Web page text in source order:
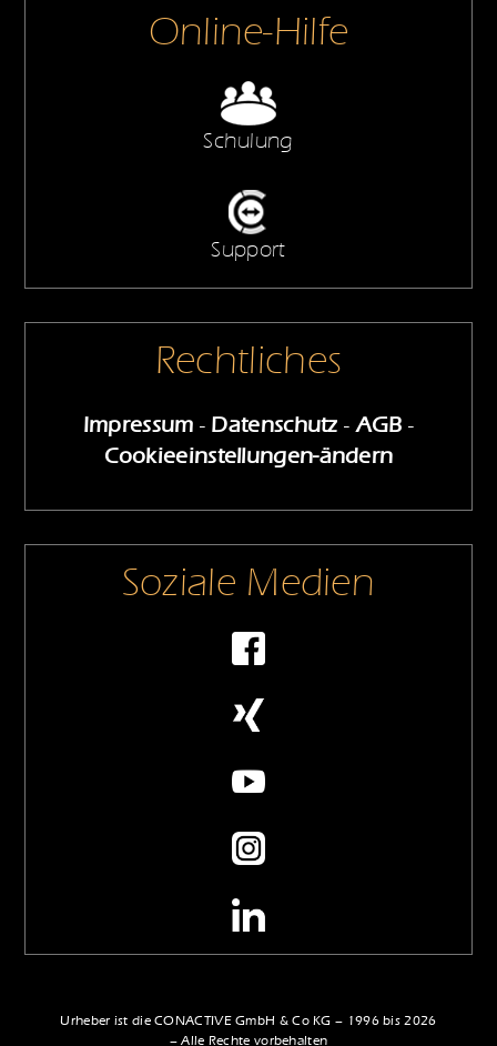
Online-Hilfe
Schulung
Support
Rechtliches
Impressum - Datenschutz -AGB -
Cookieeinstellungen-ändern
Soziale Medien
Urheber ist die CONACTIVE GmbH & Co KG – 1996 bis 2026
– Alle Rechte vorbehalten